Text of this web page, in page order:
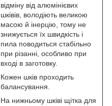
відміну від алюмінієвих
шківів, володіють великою
масою й інерцію, тому не
знижується їх швидкість і
пила поводиться стабільно
при різанні, особливо при
вході в заготовку.
Кожен шків проходить
балансування.
На нижньому шківі щітка для